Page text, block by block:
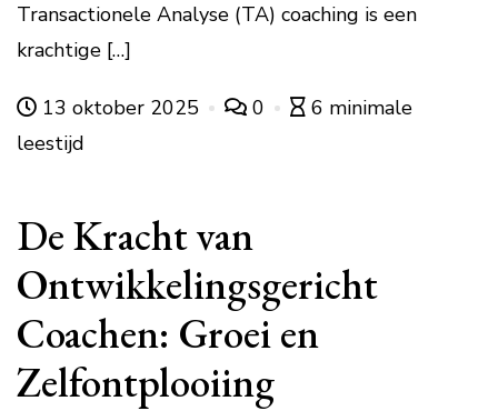
Transactionele Analyse (TA) coaching is een
krachtige […]
13 oktober 2025 0
6 minimale
leestijd
De Kracht van
Ontwikkelingsgericht
Coachen: Groei en
Zelfontplooiing